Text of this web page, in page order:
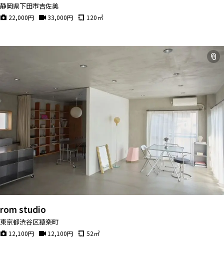
静岡県下田市吉佐美
22,000円 33,000円 120㎡
rom studio
東京都渋谷区猿楽町
12,100円 12,100円 52㎡